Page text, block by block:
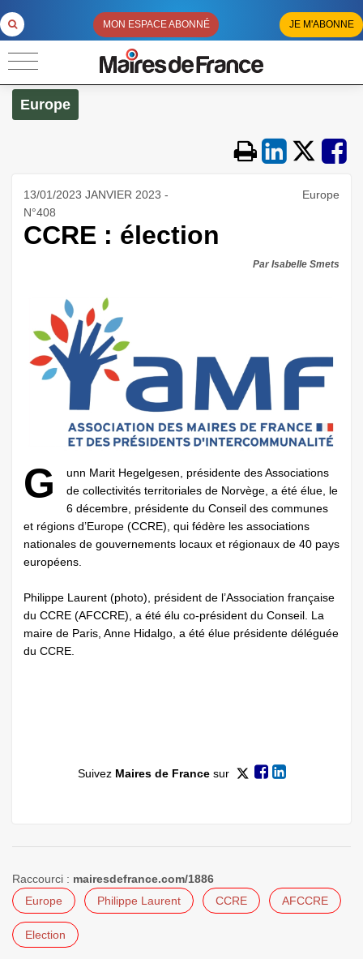
MON ESPACE ABONNÉ JE M'ABONNE
Europe
13/01/2023 JANVIER 2023 -
N°408
Europe
CCRE : élection
Par Isabelle Smets
G
unn Marit Hegelgesen, présidente des Associations
de collectivités territoriales de Norvège, a été élue, le
6 décembre, présidente du Conseil des communes
et régions d’Europe (CCRE), qui fédère les associations
nationales de gouvernements locaux et régionaux de 40 pays
européens.
Philippe Laurent (photo), président de l’Association française
du CCRE (AFCCRE), a été élu co-président du Conseil. La
maire de Paris, Anne Hidalgo, a été élue présidente déléguée
du CCRE.
Suivez Maires de Francesur
Raccourci : mairesdefrance.com/1886
Europe
Philippe Laurent CCRE AFCCRE
Election